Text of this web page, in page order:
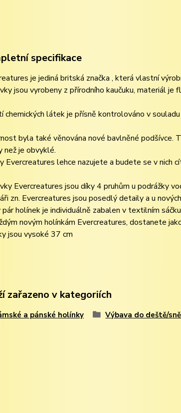
specifikace
je jediná britská značka , která vlastní
jsou vyrobeny z přírodního kaučuku, materiál je
chemických látek je přísně kontrolováno v
byla také věnována nové bavlněné podšívce.
než je obvyklé.
Evercreatures lehce nazujete a budete se v nich
Evercreatures jsou díky 4 pruhům u podrážky
zn. Evercreatures jsou posedlý detaily a u
pár holínek je individuálně zabalen v textilním
novým holínkám Evercreatures, dostanete
jsou vysoké 37 cm
zařazeno v kategoriích
a pánské holínky Výbava do deště/